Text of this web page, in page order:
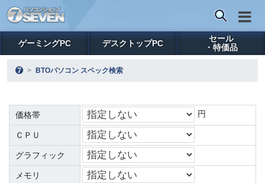
ゲーミングPC デスクトップPC
セール
・特価品
BTOパソコン スペック検索
価格帯 円
ＣＰＵ
グラフィック
メモリ